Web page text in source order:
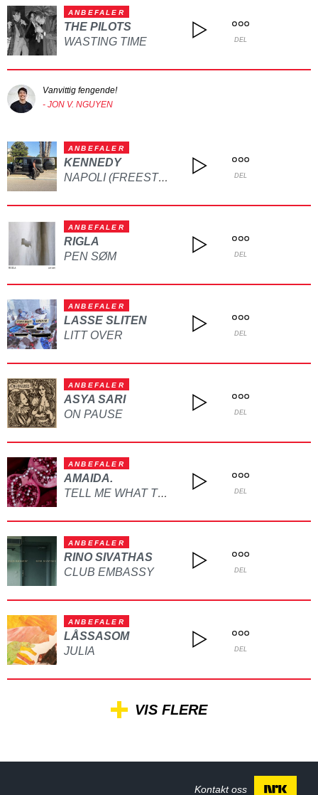
ANBEFALER
THE PILOTS
WASTING TIME
DEL
Vanvittig fengende!
- JON V. NGUYEN
ANBEFALER
KENNEDY
NAPOLI (FREESTYLE) DEL
ANBEFALER
RIGLA
PEN SØM
DEL
ANBEFALER
LASSE SLITEN
LITT OVER
DEL
ANBEFALER
ASYA SARI
ON PAUSE
DEL
ANBEFALER
AMAIDA.
TELL ME WHAT TO DO DEL
ANBEFALER
RINO SIVATHAS
CLUB EMBASSY
DEL
ANBEFALER
LÅSSASOM
JULIA
DEL
VIS FLERE
Kontakt oss